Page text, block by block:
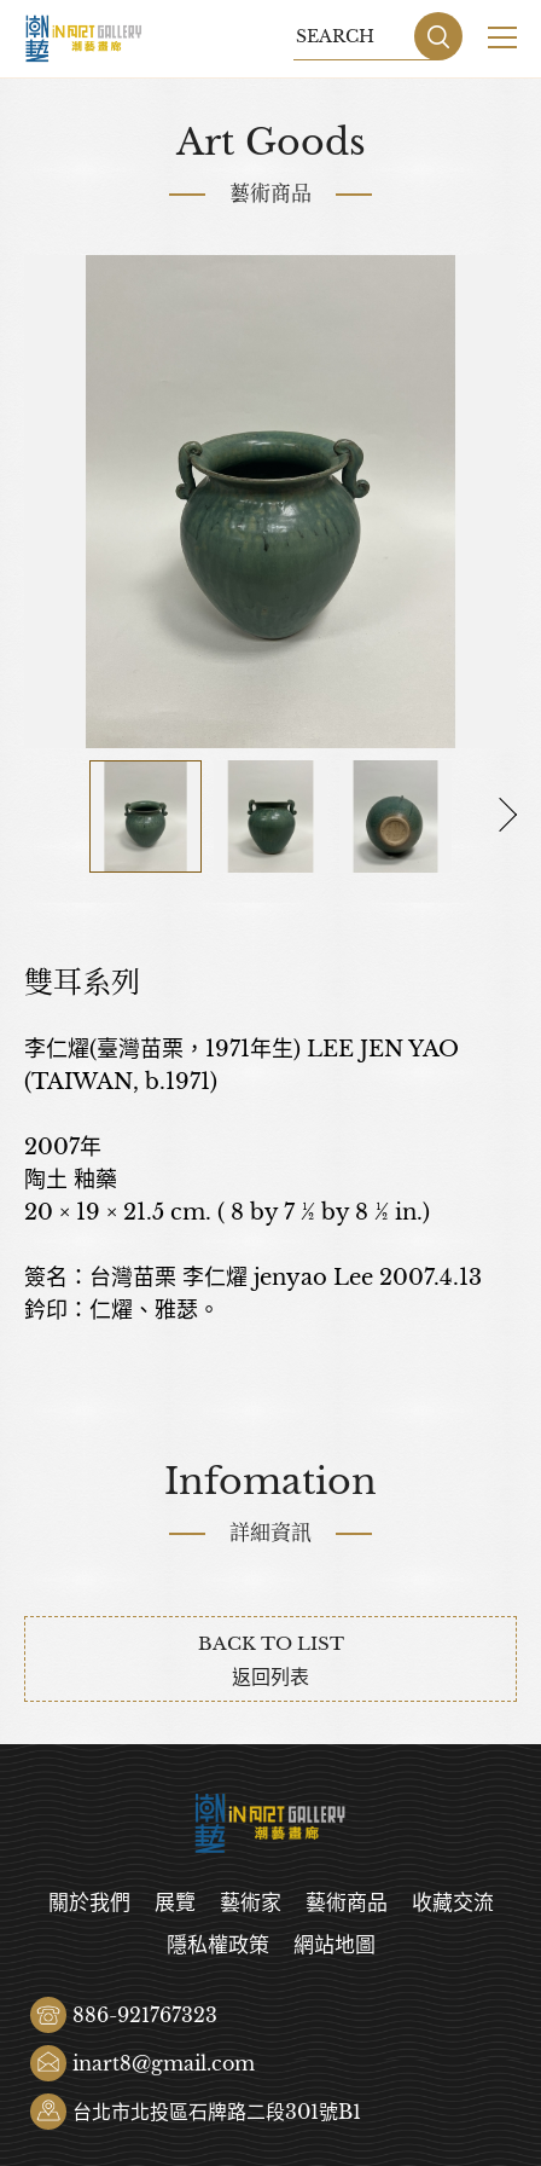
網站地圖
DESIGNBY GRNET
Art Goods
藝術商品
雙耳系列
李仁燿(臺灣苗栗，1971年生) LEE JEN YAO
(TAIWAN, b.1971)
2007年
陶土 釉藥
20 × 19 × 21.5 cm. ( 8 by 7 ½ by 8 ½ in.)
簽名：台灣苗栗 李仁燿 jenyao Lee 2007.4.13
鈐印：仁燿、雅瑟。
Infomation
詳細資訊
BACK TO LIST
返回列表
關於我們 展覽 藝術家 藝術商品
收藏交流
隱私權政策
網站地圖
886-921767323
inart8@gmail.com
台北市北投區石牌路二段301號B1